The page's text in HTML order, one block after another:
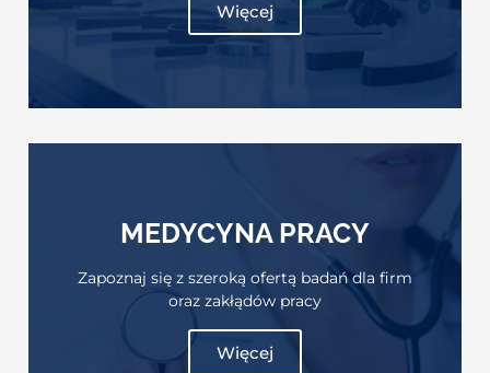
Więcej
MEDYCYNA PRACY
Zapoznaj się z szeroką ofertą badań dla firm
oraz zakłądów pracy
Więcej